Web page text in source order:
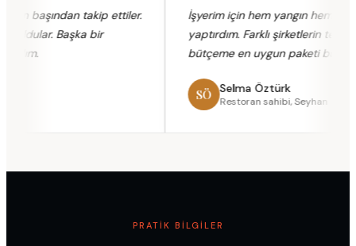
başından takip ettiler.
Başka bir
İşyerim için hem yangın hem
yaptırdım. Farklı şirketlerin
bütçeme en uygun paketi buldular.
SÖ Selma Öztürk
Restoran sahibi, Seyhan
PRATIK BILGILER